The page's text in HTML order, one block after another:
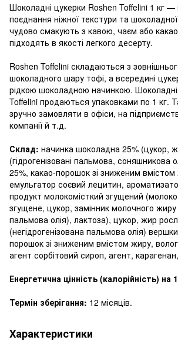
Шоколадні цукерки Roshen Toffelini 1 кг
поєднання ніжної текстури та
чудово смакують з кавою, чаєм або какао
підходять в якості легкого десерту.
Roshen Toffelini складаються з
шоколадного шару тофі, а всередині
рідкою шоколадною начинкою.
Toffelini продаються упаковками по 1 кг.
зручно замовляти в офіси, на
компанії й т.д.
Склад: начинка шоколадна 25% (цукор,
(гідрогенізовані пальмова, соняшникова
25%, какао-порошок зі зниженим
емульгатор соєвий лецитин,
продукт молокомісткий згущений
згущене, цукор, замінник молочного жиру
пальмова олія), лактоза), цукор, жир
(негідрогенізована пальмова олія)
порошок зі зниженим вмістом жиру,
агент сорбітовий сироп, агент,
Енергетична цінність (калорійність) на
Термін зберігання: 12 місяців.
Характеристики